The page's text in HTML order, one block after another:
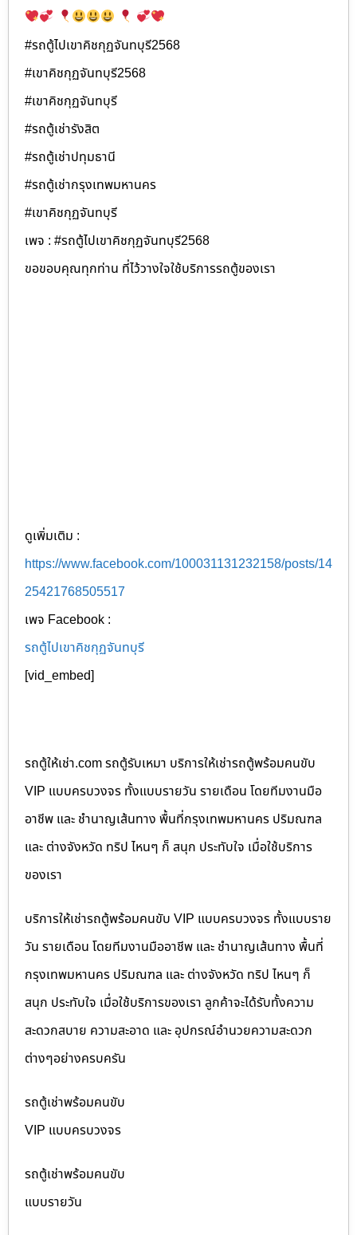
#รถตู้ไปเขาคิชกุฏจันทบุรี2568
#เขาคิชกุฏจันทบุรี2568
#เขาคิชกุฏจันทบุรี
#รถตู้เช่ารังสิต
#รถตู้เช่าปทุมธานี
#รถตู้เช่ากรุงเทพมหานคร
#เขาคิชกุฏจันทบุรี
เพจ : #รถตู้ไปเขาคิชกุฏจันทบุรี2568
ขอขอบคุณทุกท่าน ที่ไว้วางใจใช้บริการรถตู้ของเรา
ดูเพิ่มเติม :
https://www.facebook.com/100031131232158/posts/14
25421768505517
เพจ Facebook :
รถตู้ไปเขาคิชกุฏจันทบุรี
[vid_embed]
รถตู้ให้เช่า.com รถตู้รับเหมา บริการให้เช่ารถตู้พร้อมคนขับ
VIP แบบครบวงจร ทั้งแบบรายวัน รายเดือน โดยทีมงานมือ
อาชีพ และ ชำนาญเส้นทาง พื้นที่กรุงเทพมหานคร ปริมณฑล
และ ต่างจังหวัด ทริป ไหนๆ ก็ สนุก ประทับใจ เมื่อใช้บริการ
ของเรา
บริการให้เช่ารถตู้พร้อมคนขับ VIP แบบครบวงจร ทั้งแบบราย
วัน รายเดือน โดยทีมงานมืออาชีพ และ ชำนาญเส้นทาง พื้นที่
กรุงเทพมหานคร ปริมณฑล และ ต่างจังหวัด ทริป ไหนๆ ก็
สนุก ประทับใจ เมื่อใช้บริการของเรา ลูกค้าจะได้รับทั้งความ
สะดวกสบาย ความสะอาด และ อุปกรณ์อำนวยความสะดวก
ต่างๆอย่างครบครัน
รถตู้เช่าพร้อมคนขับ
VIP แบบครบวงจร
รถตู้เช่าพร้อมคนขับ
แบบรายวัน